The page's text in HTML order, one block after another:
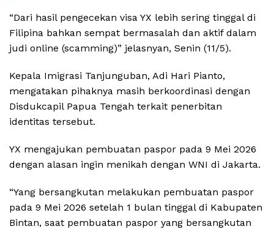
“Dari hasil pengecekan visa YX lebih sering tinggal di
Filipina bahkan sempat bermasalah dan aktif dalam
judi online (scamming)” jelasnyan, Senin (11/5).
Kepala Imigrasi Tanjunguban, Adi Hari Pianto,
mengatakan pihaknya masih berkoordinasi dengan
Disdukcapil Papua Tengah terkait penerbitan
identitas tersebut.
YX mengajukan pembuatan paspor pada 9 Mei 2026
dengan alasan ingin menikah dengan WNI di Jakarta.
“Yang bersangkutan melakukan pembuatan paspor
pada 9 Mei 2026 setelah 1 bulan tinggal di Kabupaten
Bintan, saat pembuatan paspor yang bersangkutan